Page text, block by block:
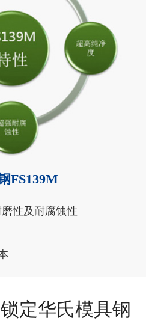
FS139M
性及耐腐蚀性
定华氏模具钢